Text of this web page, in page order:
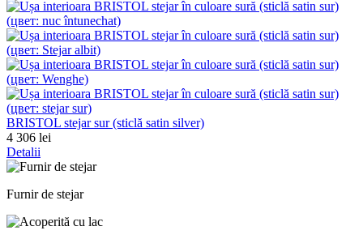
BRISTOL stejar sur (sticlă satin silver)
4 306 lei
Detalii
Furnir de stejar